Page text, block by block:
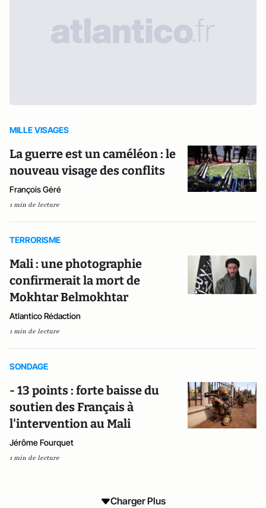
MILLE VISAGES
La guerre est un caméléon : le
nouveau visage des conflits
François Géré
1 min de lecture
TERRORISME
Mali : une photographie
confirmerait la mort de
Mokhtar Belmokhtar
Atlantico Rédaction
1 min de lecture
SONDAGE
- 13 points : forte baisse du
soutien des Français à
l'intervention au Mali
Jérôme Fourquet
1 min de lecture
Charger Plus